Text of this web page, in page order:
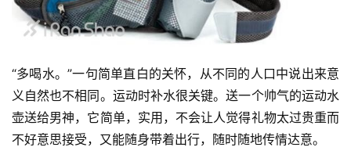
“多喝水。”一句简单直白的关怀，从不同的人口中说出来意
义自然也不相同。运动时补水很关键。送一个帅气的运动水
壶送给男神，它简单，实用，不会让人觉得礼物太过贵重而
不好意思接受，又能随身带着出行，随时随地传情达意。